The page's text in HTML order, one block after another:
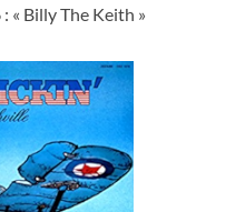
« Billy The Keith »